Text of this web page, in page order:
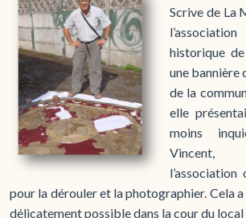
Scrive de La
historique
une bannière
de la
elle
moins
Vincent,
pour la dérouler et la photographier. Cela
délicatement possible dans la cour du local